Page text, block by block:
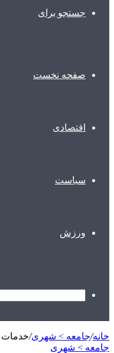
جستجو برای
صفحه نخست
اقتصادی
سیاست
ورزش
خانه/جامعه > شهری/خدمات
جامعه > شهری